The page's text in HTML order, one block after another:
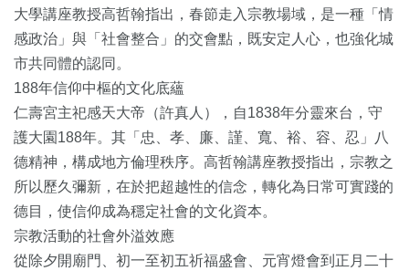
大學講座教授高哲翰指出， 春節走入宗教場域，是一種「情
感政治」與「社會整合」的交會點，既安定人心，也強化城
市共同體的認同。
188年信仰中樞的文化底蘊
仁壽宮主祀感天大帝（許真人），自1838年分靈來台，守
護大園188年。其「忠、孝、廉、謹、寬、裕、容、忍」八
德精神，構成地方倫理秩序。高哲翰講座教授指出，宗教之
所以歷久彌新，在於把超越性的信念，轉化為日常可實踐的
德目，使信仰成為穩定社會的文化資本。
宗教活動的社會外溢效應
從除夕開廟門、初一至初五祈福盛會、元宵燈會到正月二十